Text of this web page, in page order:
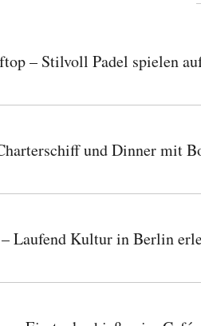
– Stilvoll Padel spielen
und Dinner mit
Laufend Kultur in Berlin